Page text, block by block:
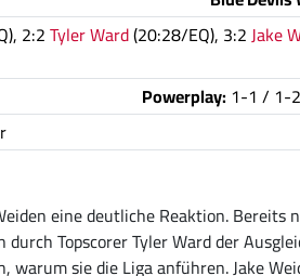
2:2Tyler Ward(20:28/EQ), 3:2Jake
Powerplay: 1-1 / 1-2
eine deutliche Reaktion. Bereits
Topscorer Tyler Ward der
sie die Liga anführen. Jake